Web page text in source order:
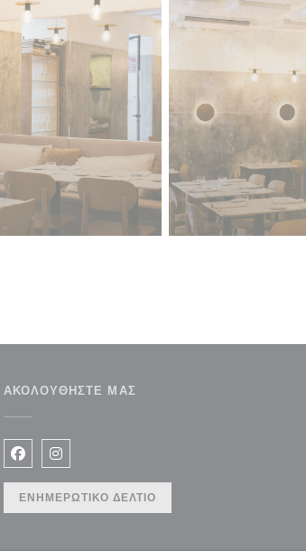
ΑΚΟΛΟΥΘΉΣΤΕ ΜΑΣ
Facebook ((ανοίγει σε νέο παράθυρο))
Instagram ((ανοίγει σε νέο παράθυρο))
ΕΝΗΜΕΡΩΤΙΚΌ ΔΕΛΤΊΟ